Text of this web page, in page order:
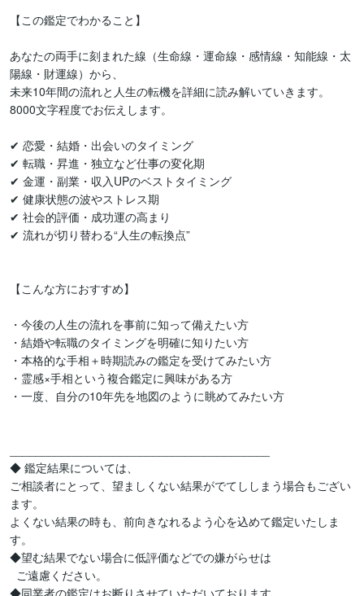
【この鑑定でわかること】
あなたの両手に刻まれた線（生命線・運命線・感情線・知能線・太
陽線・財運線）から、
未来10年間の流れと人生の転機を詳細に読み解いていきます。
8000文字程度でお伝えします。
✔ 恋愛・結婚・出会いのタイミング
✔ 転職・昇進・独立など仕事の変化期
✔ 金運・副業・収入UPのベストタイミング
✔ 健康状態の波やストレス期
✔ 社会的評価・成功運の高まり
✔ 流れが切り替わる“人生の転換点”
【こんな方におすすめ】
・今後の人生の流れを事前に知って備えたい方
・結婚や転職のタイミングを明確に知りたい方
・本格的な手相＋時期読みの鑑定を受けてみたい方
・霊感×手相という複合鑑定に興味がある方
・一度、自分の10年先を地図のように眺めてみたい方
◆ 鑑定結果については、
ご相談者にとって、望ましくない結果がでてししまう場合もござい
ます。
よくない結果の時も、前向きなれるよう心を込めて鑑定いたしま
す。
◆望む結果でない場合に低評価などでの嫌がらせは